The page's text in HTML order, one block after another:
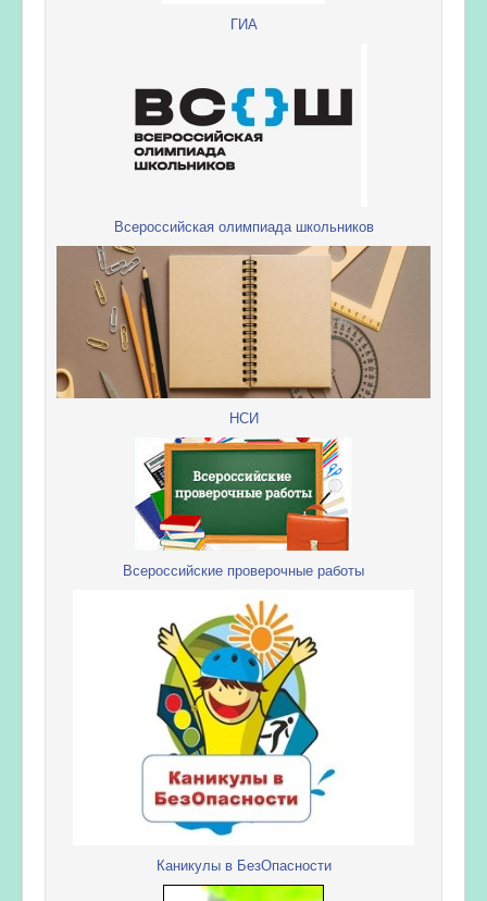
ГИА
Всероссийская олимпиада школьников
НСИ
Всероссийские проверочные работы
Каникулы в БезОпасности